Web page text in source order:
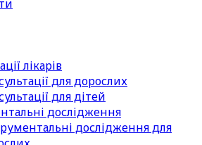
лікарів
для дорослих
для дітей
дослідження
дослідження для